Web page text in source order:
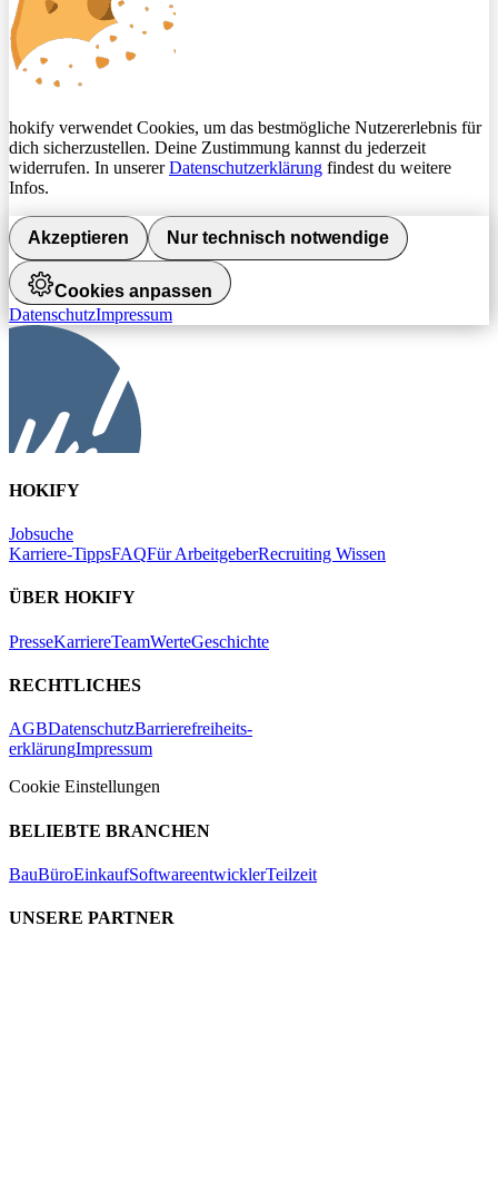
hokify verwendet Cookies, um das bestmögliche Nutzererlebnis für
dich sicherzustellen. Deine Zustimmung kannst du jederzeit
widerrufen. In unsererDatenschutzerklärung findest du weitere
Infos.
Akzeptieren Nur technisch notwendige
Cookies anpassen
DatenschutzImpressum
HOKIFY
Jobsuche
Karriere-TippsFAQFür ArbeitgeberRecruiting Wissen
ÜBER HOKIFY
PresseKarriereTeamWerteGeschichte
RECHTLICHES
AGBDatenschutzBarrierefreiheits-
erklärungImpressum
Cookie Einstellungen
BELIEBTE BRANCHEN
BauBüroEinkaufSoftwareentwicklerTeilzeit
UNSERE PARTNER